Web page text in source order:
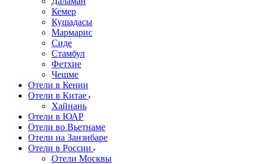
Кемер
Кушадасы
Мармарис
Сиде
Стамбул
Фетхие
Чешме
Отели в Кении
Отели в Китае
Хайнань
Отели в ЮАР
Отели во Вьетнаме
Отели на Занзибаре
Отели в России
Отели Москвы